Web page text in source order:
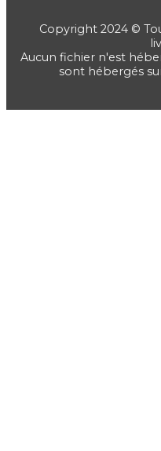
Copyright 2024 ©
Aucun fichier n'est
sont hébergés